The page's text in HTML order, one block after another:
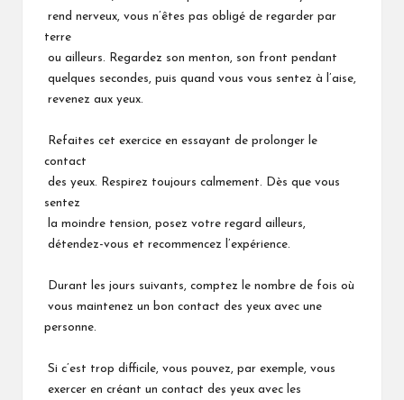
rend nerveux, vous n’êtes pas obligé de regarder par
terre
ou ailleurs. Regardez son menton, son front pendant
quelques secondes, puis quand vous vous sentez à l’aise,
revenez aux yeux.
Refaites cet exercice en essayant de prolonger le
contact
des yeux. Respirez toujours calmement. Dès que vous
sentez
la moindre tension, posez votre regard ailleurs,
détendez-vous et recommencez l’expérience.
Durant les jours suivants, comptez le nombre de fois où
vous maintenez un bon contact des yeux avec une
personne.
Si c’est trop difficile, vous pouvez, par exemple, vous
exercer en créant un contact des yeux avec les